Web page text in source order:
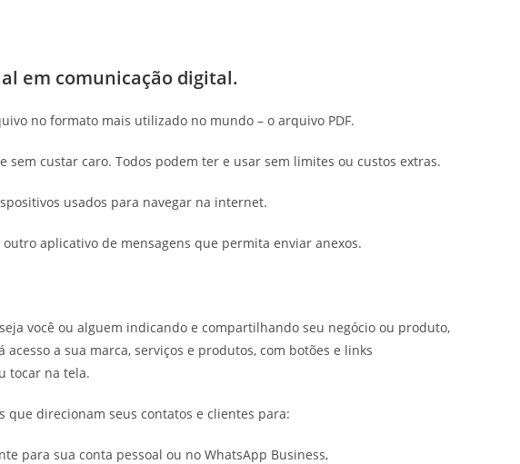
em comunicação digital.
no formato mais utilizado no mundo – o arquivo PDF.
sem custar caro. Todos podem ter e usar sem limites ou custos extras.
usados para navegar na internet.
aplicativo de mensagens que permita enviar anexos.
você ou alguem indicando e compartilhando seu negócio ou produto,
a sua marca, serviços e produtos, com botões e links
tocar na tela.
que direcionam seus contatos e clientes para:
para sua conta pessoal ou no WhatsApp Business,